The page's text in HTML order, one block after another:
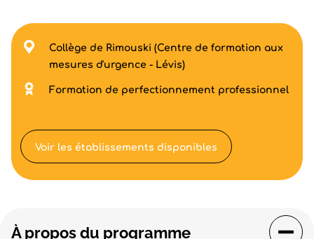
À propos du programme
Collège de Rimouski (Centre de formation aux
mesures d'urgence - Lévis)
Formation de perfectionnement professionnel
Voir les établissements disponibles